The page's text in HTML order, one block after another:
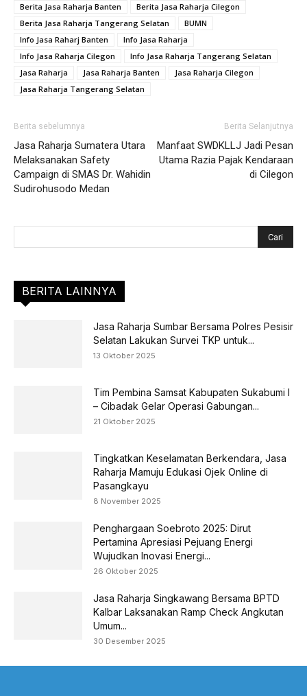
Berita Jasa Raharja Banten
Berita Jasa Raharja Cilegon
Berita Jasa Raharja Tangerang Selatan
BUMN
Info Jasa Raharj Banten
Info Jasa Raharja
Info Jasa Raharja Cilegon
Info Jasa Raharja Tangerang Selatan
Jasa Raharja
Jasa Raharja Banten
Jasa Raharja Cilegon
Jasa Raharja Tangerang Selatan
Berita sebelumnya
Jasa Raharja Sumatera Utara
Melaksanakan Safety
Campaign di SMAS Dr. Wahidin
Sudirohusodo Medan
Berita Selanjutnya
Manfaat SWDKLLJ Jadi Pesan
Utama Razia Pajak Kendaraan
di Cilegon
BERITA LAINNYA
Jasa Raharja Sumbar Bersama Polres Pesisir
Selatan Lakukan Survei TKP untuk...
13 Oktober 2025
Tim Pembina Samsat Kabupaten Sukabumi I
– Cibadak Gelar Operasi Gabungan...
21 Oktober 2025
Tingkatkan Keselamatan Berkendara, Jasa
Raharja Mamuju Edukasi Ojek Online di
Pasangkayu
8 November 2025
Penghargaan Soebroto 2025: Dirut
Pertamina Apresiasi Pejuang Energi
Wujudkan Inovasi Energi...
26 Oktober 2025
Jasa Raharja Singkawang Bersama BPTD
Kalbar Laksanakan Ramp Check Angkutan
Umum...
30 Desember 2025